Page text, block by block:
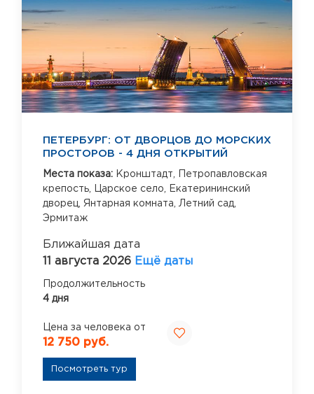
ПЕТЕРБУРГ: ОТ ДВОРЦОВ ДО МОРСКИХ
ПРОСТОРОВ - 4 ДНЯ ОТКРЫТИЙ
Места показа: Кронштадт,
Петропавловская
крепость,
Царское село,
Екатерининский
дворец, Янтарная комната, Летний сад,
Эрмитаж
Ближайшая дата
11 августа 2026 Ещё даты
Продолжительность
4 дня
Цена за человека от
12 750 руб.
Посмотреть тур